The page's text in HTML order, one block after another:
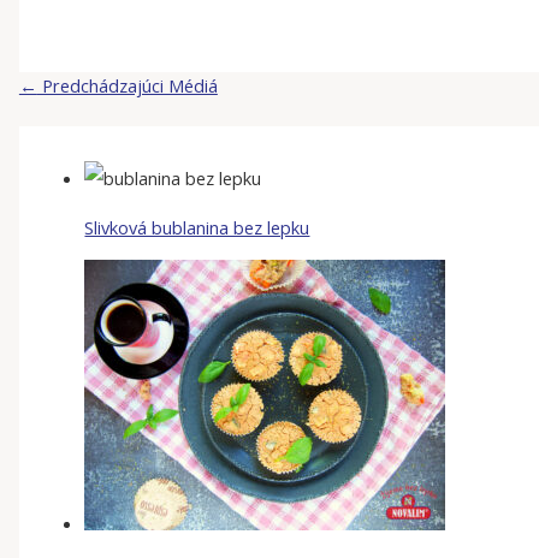
← Predchádzajúci Médiá
Slivková bublanina bez lepku